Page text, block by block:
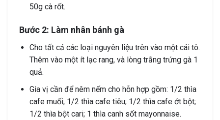
50g cà rốt.
Bước 2: Làm nhân bánh gà
Cho tất cả các loại nguyên liệu trên vào một cái tô.
Thêm vào một ít lạc rang, và lòng trắng trứng gà 1
quả.
Gia vị cần để nêm nếm cho hỗn hợp gồm: 1/2 thìa
cafe muối, 1/2 thìa cafe tiêu; 1/2 thìa cafe ớt bột;
1/2 thìa bột cari; 1 thìa canh sốt mayonnaise.